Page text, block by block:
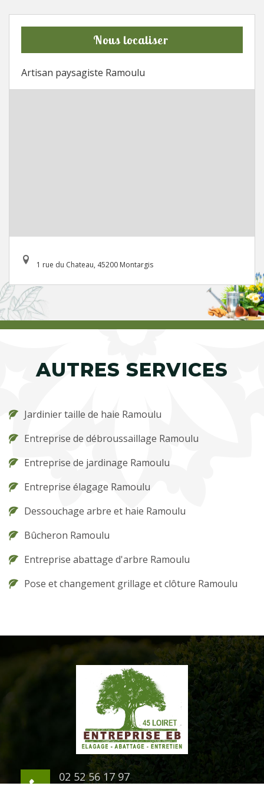
Nous localiser
Artisan paysagiste Ramoulu
1 rue du Chateau, 45200 Montargis
AUTRES SERVICES
Jardinier taille de haie Ramoulu
Entreprise de débroussaillage Ramoulu
Entreprise de jardinage Ramoulu
Entreprise élagage Ramoulu
Dessouchage arbre et haie Ramoulu
Bûcheron Ramoulu
Entreprise abattage d'arbre Ramoulu
Pose et changement grillage et clôture Ramoulu
02 52 56 17 97